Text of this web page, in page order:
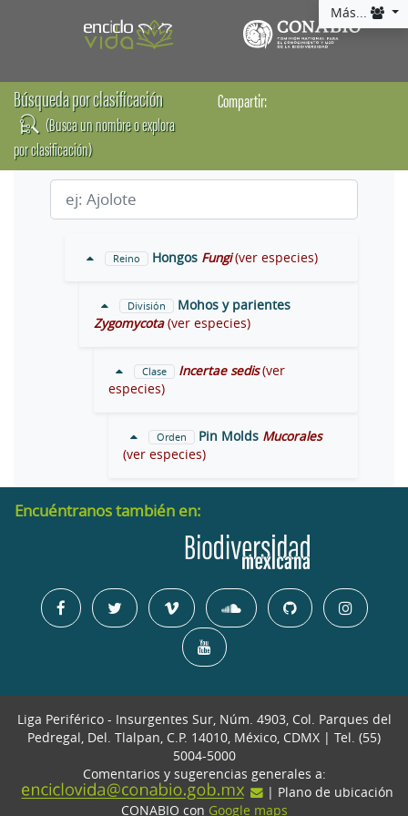
Más...
Búsqueda por clasificación
(Busca un nombre o explora
por clasificación)
Compartir:
Reino Hongos Fungi (ver especies)
División
Mohos y parientes
Zygomycota (ver especies)
Clase Incertae sedis (ver
especies)
Orden Pin Molds Mucorales
(ver especies)
Encuéntranos también en:
Liga Periférico - Insurgentes Sur, Núm. 4903, Col. Parques del
Pedregal, Del. Tlalpan, C.P. 14010, México, CDMX | Tel. (55)
5004-5000
Comentarios y sugerencias generales a:
| Plano de ubicación
CONABIO con Google maps